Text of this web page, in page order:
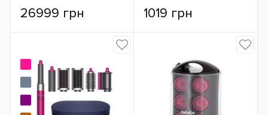
26999 грн 1019 грн